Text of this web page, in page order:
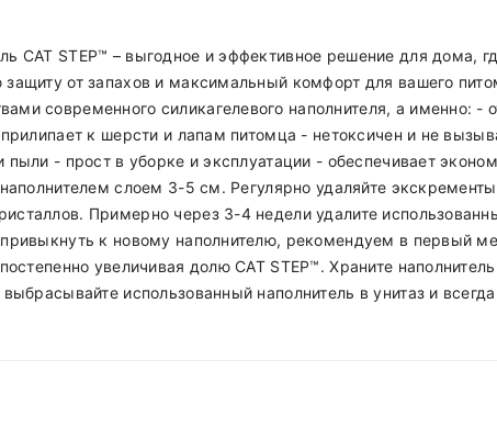
CAT STEP™ – выгодное и эффективное решение для дома,
защиту от запахов и максимальный комфорт для вашего
современного силикагелевого наполнителя, а именно: -
к шерсти и лапам питомца - нетоксичен и не
пыли - прост в уборке и эксплуатации - обеспечивает
слоем 3-5 см. Регулярно удаляйте
Примерно через 3-4 недели удалите
к новому наполнителю, рекомендуем в первый
увеличивая долю CAT STEP™. Храните
использованный наполнитель в унитаз и